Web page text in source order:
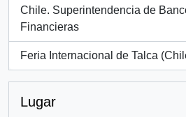
Chile. Superintendencia de
Financieras
, 1 resultados
Feria Internacional de Talca
, 1 resultados
Lugar